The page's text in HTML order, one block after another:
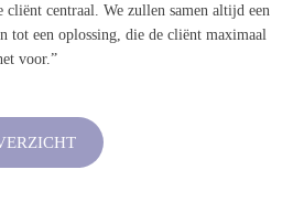
cliënt centraal. We zullen samen altijd een
tot een oplossing, die de cliënt maximaal
voor.”